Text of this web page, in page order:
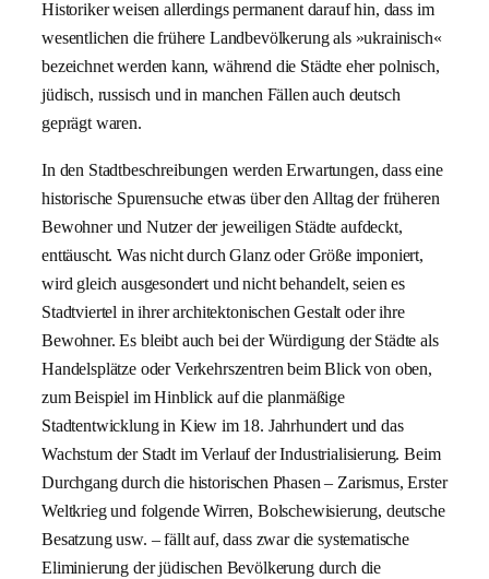
Historiker weisen allerdings permanent darauf hin, dass im
wesentlichen die frühere Landbevölkerung als »ukrainisch«
bezeichnet werden kann, während die Städte eher polnisch,
jüdisch, russisch und in manchen Fällen auch deutsch
geprägt waren.
In den Stadtbeschreibungen werden Erwartungen, dass eine
historische Spurensuche etwas über den Alltag der früheren
Bewohner und Nutzer der jeweiligen Städte aufdeckt,
enttäuscht. Was nicht durch Glanz oder Größe imponiert,
wird gleich ausgesondert und nicht behandelt, seien es
Stadtviertel in ihrer architektonischen Gestalt oder ihre
Bewohner. Es bleibt auch bei der Würdigung der Städte als
Handelsplätze oder Verkehrszentren beim Blick von oben,
zum Beispiel im Hinblick auf die planmäßige
Stadtentwicklung in Kiew im 18. Jahrhundert und das
Wachstum der Stadt im Verlauf der Industrialisierung. Beim
Durchgang durch die historischen Phasen – Zarismus, Erster
Weltkrieg und folgende Wirren, Bolschewisierung, deutsche
Besatzung usw. – fällt auf, dass zwar die systematische
Eliminierung der jüdischen Bevölkerung durch die